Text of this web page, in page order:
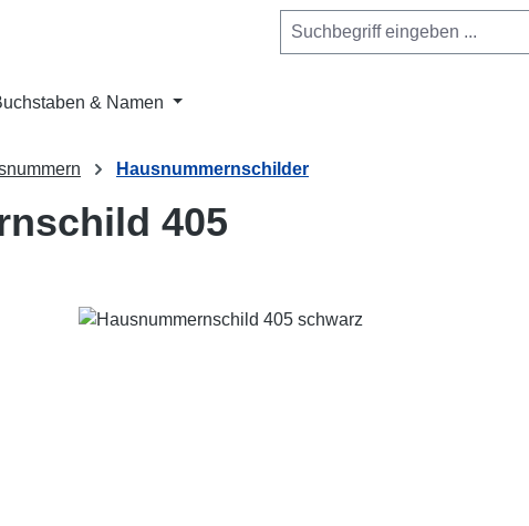
& Namen
Hausnummernschilder
405